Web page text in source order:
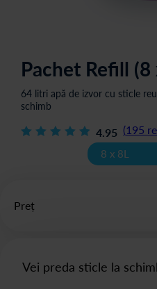
Pachet Refill (8
64 litri apă de izvor cu sticle
schimb
4.95 (195
8 x 8L
Vei preda sticle la
Preț